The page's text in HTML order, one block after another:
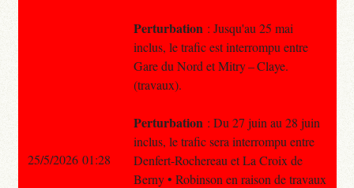
Perturbation : Jusqu'au 25 mai
inclus, le trafic est interrompu entre
Gare du Nord et Mitry – Claye.
(travaux).
Perturbation : Du 27 juin au 28 juin
inclus, le trafic sera interrompu entre
Denfert-Rochereau et La Croix de
Berny • Robinson en raison de travaux
25/5/2026 01:28